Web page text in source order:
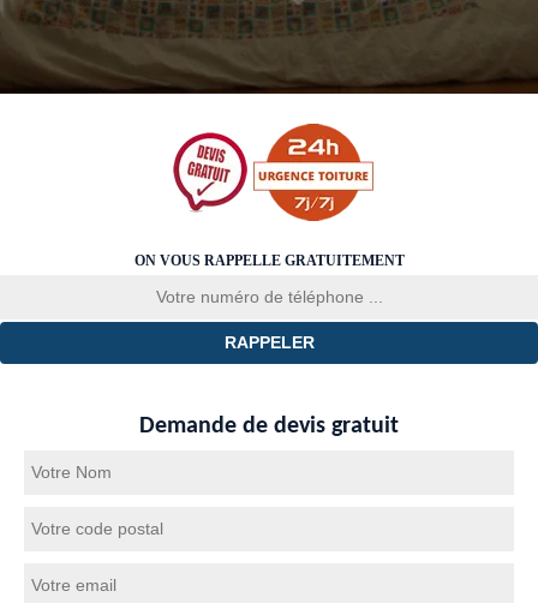
ON VOUS RAPPELLE GRATUITEMENT
Demande de devis gratuit